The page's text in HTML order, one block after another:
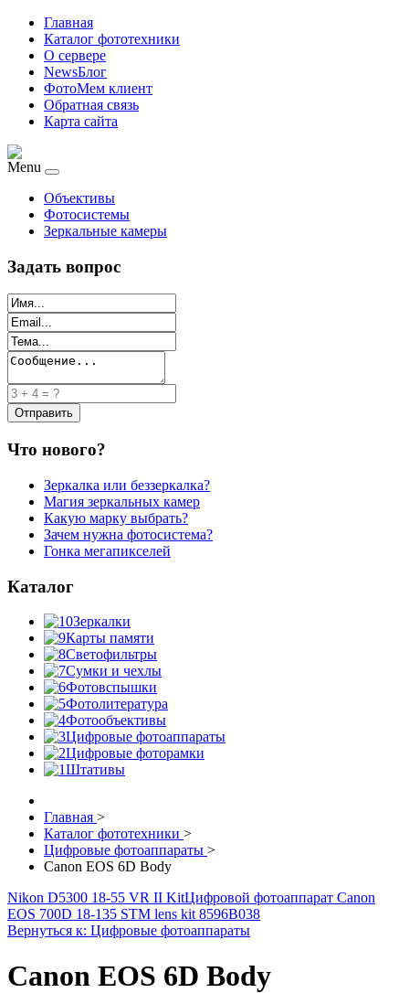
Главная
Каталог фототехники
О сервере
NewsБлог
ФотоМем клиент
Обратная связь
Карта сайта
Menu
Объективы
Фотосистемы
Зеркальные камеры
Задать вопрос
Что нового?
Зеркалка или беззеркалка?
Магия зеркальных камер
Какую марку выбрать?
Зачем нужна фотосистема?
Гонка мегапикселей
Каталог
Зеркалки
Карты памяти
Светофильтры
Сумки и чехлы
Фотовспышки
Фотолитература
Фотообъективы
Цифровые фотоаппараты
Цифровые фоторамки
Штативы
Главная >
Каталог фототехники >
Цифровые фотоаппараты >
Canon EOS 6D Body
Nikon D5300 18-55 VR II KitЦифровой фотоаппарат Canon
EOS 700D 18-135 STM lens kit 8596B038
Вернуться к: Цифровые фотоаппараты
Canon EOS 6D Body